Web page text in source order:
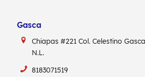
Gasca
Chiapas #221Col. Celestino
N.L.
8183071519